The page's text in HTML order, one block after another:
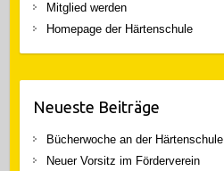
Mitglied werden
Homepage der Härtenschule
Neueste Beiträge
Bücherwoche an der Härtenschule
Neuer Vorsitz im Förderverein